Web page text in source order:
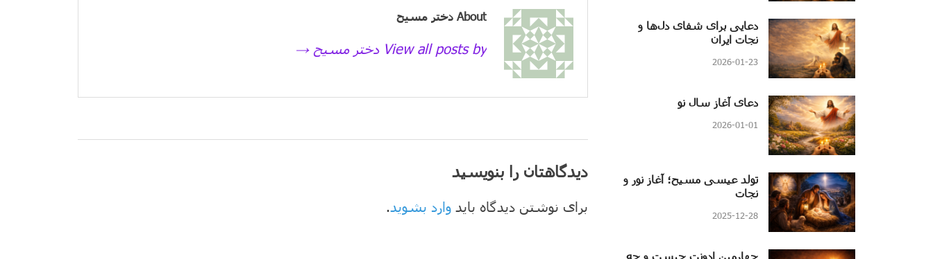
About دختر مسیح
View all posts by دختر مسیح →
دیدگاهتان را بنویسید
برای نوشتن دیدگاه باید وارد بشوید.
دعایی برای شفای دل‌ها و
نجات ایران
2026-01-23
دعای آغاز سال نو
2026-01-01
تولد عیسی مسیح؛ آغاز نور و
نجات
2025-12-28
چهارمین اِدونت چیست و چه